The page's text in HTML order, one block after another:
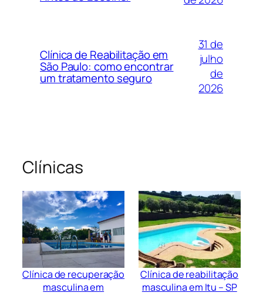
Clínica de Reabilitação em
São Paulo: como encontrar
um tratamento seguro
31 de
julho
de
2026
Clínicas
Clínica de recuperação
masculina em
Clínica de reabilitação
masculina em Itu – SP